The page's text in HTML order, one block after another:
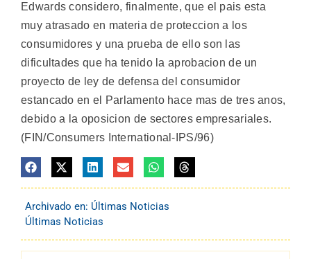
Edwards considero, finalmente, que el pais esta
muy atrasado en materia de proteccion a los
consumidores y una prueba de ello son las
dificultades que ha tenido la aprobacion de un
proyecto de ley de defensa del consumidor
estancado en el Parlamento hace mas de tres anos,
debido a la oposicion de sectores empresariales.
(FIN/Consumers International-IPS/96)
Archivado en: Últimas Noticias
Últimas Noticias